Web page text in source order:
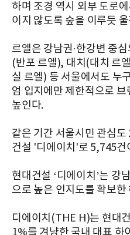
하며 조경 역시 외부 도로
이지 않도록 숲을 이루듯
르엘은 강남권·한강변 중
(반포 르엘), 대치(대치 르
실 르엘) 등 서울에서도 누
엄 입지에만 제한적으로
높인다.
같은 기간 서울시민 관심
건설 '디에이치'로 5,745건
현대건설 ‘디에이치’는 강
으로 높은 인지도를 확보
디에이치(THE H)는 현대
1%를 겨냥한 국내 대표 하